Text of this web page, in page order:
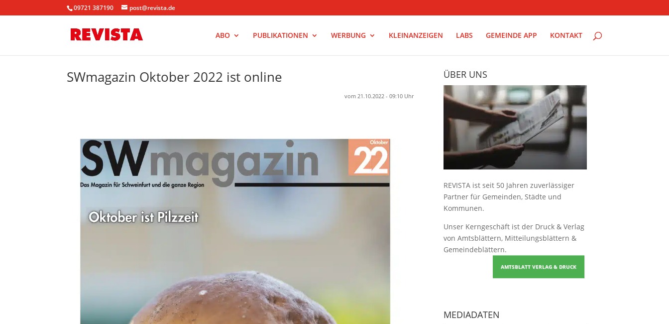
09721 387190 post@revista.de
ABO PUBLIKATIONEN WERBUNG KLEINANZEIGEN LABS GEMEINDE APP KONTAKT
SWmagazin Oktober 2022 ist online
vom 21.10.2022 - 09:10 Uhr
ÜBER UNS
REVISTA ist seit 50 Jahren zuverlässiger
Partner für Gemeinden, Städte und
Kommunen.
Unser Kerngeschäft ist der Druck & Verlag
von Amtsblättern, Mitteilungsblättern &
Gemeindeblättern.
AMTSBLATT VERLAG & DRUCK
MEDIADATEN